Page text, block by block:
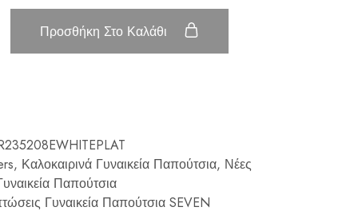
Προσθήκη Στο Καλάθι
, Καλοκαιρινά Γυναικεία Παπούτσια, Νέες
Παπούτσια
Γυναικεία Παπούτσια SEVEN